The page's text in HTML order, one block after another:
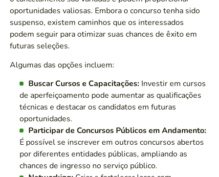
oportunidades valiosas. Embora o concurso tenha sido
suspenso, existem caminhos que os interessados
podem seguir para otimizar suas chances de êxito em
futuras seleções.
Algumas das opções incluem:
Buscar Cursos e Capacitações: Investir em cursos
de aperfeiçoamento pode aumentar as qualificações
técnicas e destacar os candidatos em futuras
oportunidades.
Participar de Concursos Públicos em Andamento:
É possível se inscrever em outros concursos abertos
por diferentes entidades públicas, ampliando as
chances de ingresso no serviço público.